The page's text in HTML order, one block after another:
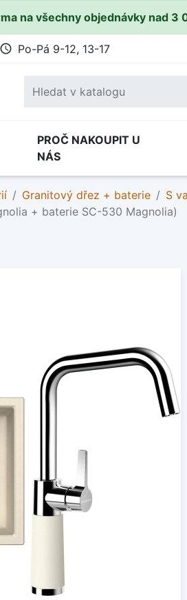
na všechny objednávky nad 3
access_time Po-Pá 9-12, 13-17
PROČ NAKOUPIT U
NÁS
Granitový dřez + baterie
S
+ baterie SC-530 Magnolia)